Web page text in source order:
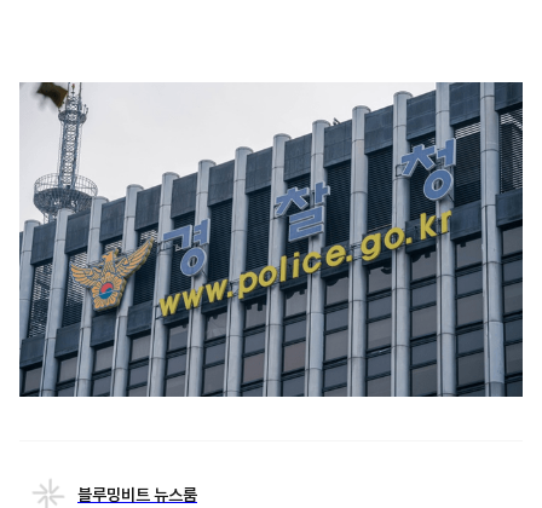
블루밍비트 뉴스룸